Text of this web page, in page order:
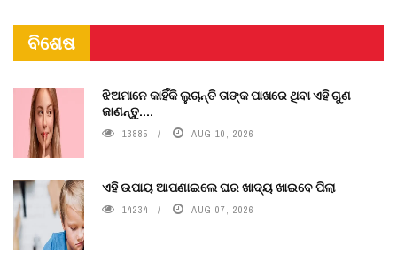
ବିଶେଷ
ଝିଅମାନେ କାହିଁକି ଲୁଚାନ୍ତି ତାଙ୍କ ପାଖରେ ଥିବା ଏହି ଗୁଣ
ଜାଣନ୍ତୁ....
13885 AUG 10, 2026
ଏହି ଉପାୟ ଆପଣାଇଲେ ଘର ଖାଦ୍ୟ ଖାଇବେ ପିଲା
14234 AUG 07, 2026